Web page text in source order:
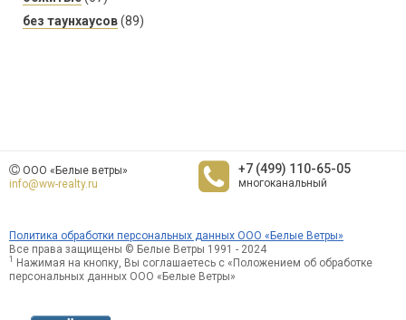
без таунхаусов(89)
ООО «Белые ветры»
info@ww-realty.ru
+7 (499) 110-65-05
многоканальный
Политика обработки персональных данных ООО «Белые Ветры»
Все права защищены © Белые Ветры 1991 - 2024
1
Нажимая на кнопку, Вы соглашаетесь с «Положением об обработке
персональных данных ООО «Белые Ветры»